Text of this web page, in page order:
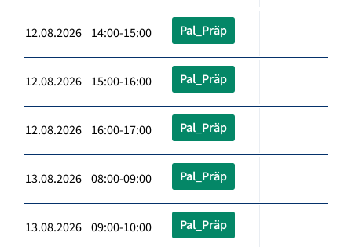
12.08.2026 14:00-15:00 Pal_Präp
12.08.2026 15:00-16:00 Pal_Präp
12.08.2026 16:00-17:00 Pal_Präp
13.08.2026 08:00-09:00 Pal_Präp
13.08.2026 09:00-10:00 Pal_Präp